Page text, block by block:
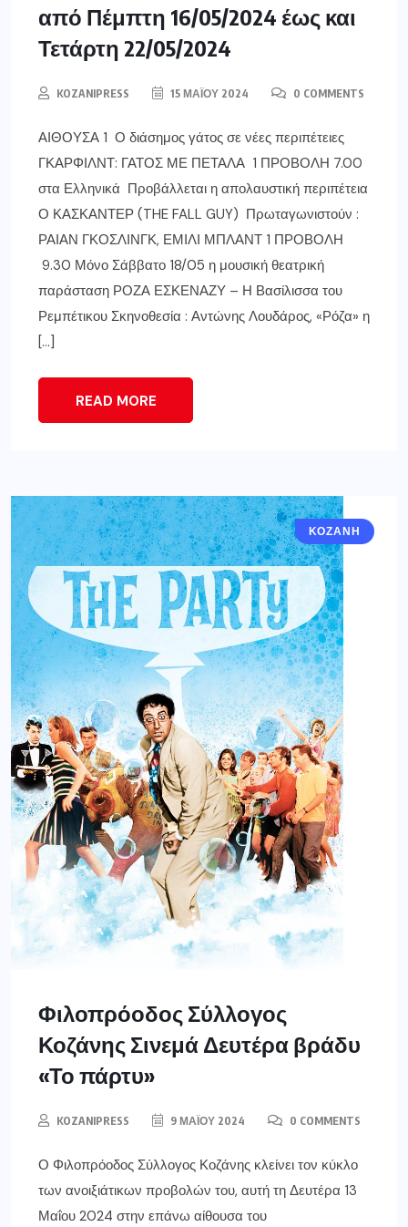
από Πέμπτη 16/05/2024 έως και
Τετάρτη 22/05/2024
KOZANIPRESS 15 ΜΑΪ́ΟΥ 2024 0 COMMENTS
ΑΙΘΟΥΣΑ 1 Ο διάσημος γάτος σε νέες περιπέτειες
ΓΚΑΡΦΙΛΝΤ: ΓΑΤΟΣ ΜΕ ΠΕΤΑΛΑ 1 ΠΡΟΒΟΛΗ 7.00
στα Ελληνικά Προβάλλεται η απολαυστική περιπέτεια
Ο ΚΑΣΚΑΝΤΕΡ (THE FALL GUY) Πρωταγωνιστούν :
ΡΑΙΑΝ ΓΚΟΣΛΙΝΓΚ, ΕΜΙΛΙ ΜΠΛΑΝΤ 1 ΠΡΟΒΟΛΗ
9.30 Μόνο Σάββατο 18/05 η μουσική θεατρική
παράσταση ΡΟΖΑ ΕΣΚΕΝΑΖΥ – Η Βασίλισσα του
Ρεμπέτικου Σκηνοθεσία : Αντώνης Λουδάρος, «Ρόζα» η
[…]
READ MORE
ΚΟΖΆΝΗ
Φιλοπρόοδος Σύλλογος
Κοζάνης Σινεμά Δευτέρα βράδυ
«Το πάρτυ»
KOZANIPRESS 9 ΜΑΪ́ΟΥ 2024 0 COMMENTS
Ο Φιλοπρόοδος Σύλλογος Κοζάνης κλείνει τον κύκλο
των ανοιξιάτικων προβολών του, αυτή τη Δευτέρα 13
Μαΐου 2024 στην επάνω αίθουσα του